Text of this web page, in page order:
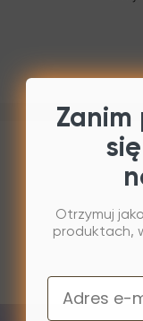
Zanim
Otrzymuj
produktach,
Email